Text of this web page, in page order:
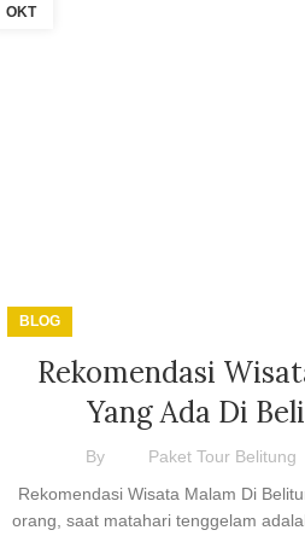
OKT
BLOG
Rekomendasi
Yang Ada Di
By Paket Tour Belitung
Rekomendasi Wisata Malam Di
orang, saat matahari tenggelam